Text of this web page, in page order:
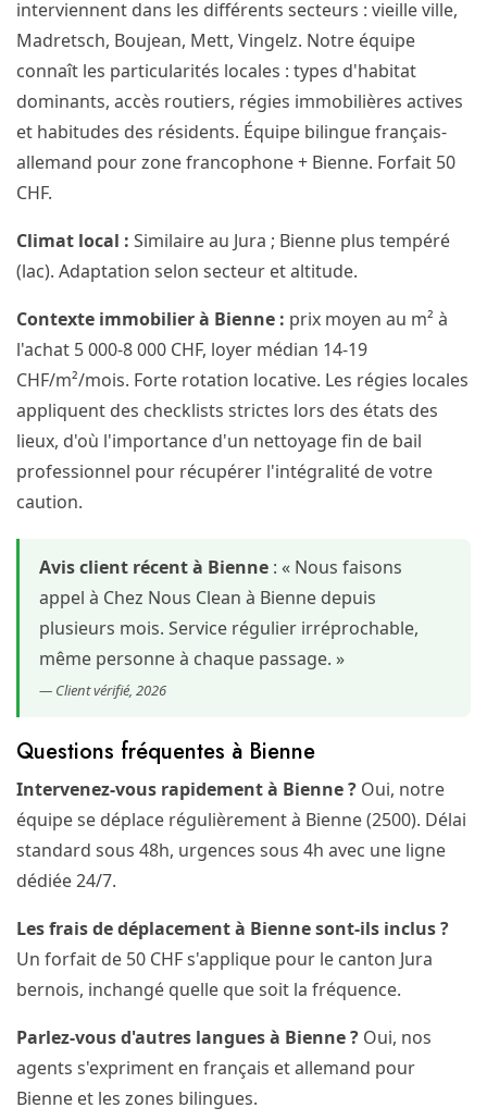
interviennent dans les différents secteurs : vieille ville,
Madretsch, Boujean, Mett, Vingelz. Notre équipe
connaît les particularités locales : types d'habitat
dominants, accès routiers, régies immobilières actives
et habitudes des résidents. Équipe bilingue français-
allemand pour zone francophone + Bienne. Forfait 50
CHF.
Climat local : Similaire au Jura ; Bienne plus tempéré
(lac). Adaptation selon secteur et altitude.
Contexte immobilier à Bienne : prix moyen au m² à
l'achat 5 000-8 000 CHF, loyer médian 14-19
CHF/m²/mois. Forte rotation locative. Les régies locales
appliquent des checklists strictes lors des états des
lieux, d'où l'importance d'un nettoyage fin de bail
professionnel pour récupérer l'intégralité de votre
caution.
Avis client récent à Bienne : « Nous faisons
appel à Chez Nous Clean à Bienne depuis
plusieurs mois. Service régulier irréprochable,
même personne à chaque passage. »
— Client vérifié, 2026
Questions fréquentes à Bienne
Intervenez-vous rapidement à Bienne ? Oui, notre
équipe se déplace régulièrement à Bienne (2500). Délai
standard sous 48h, urgences sous 4h avec une ligne
dédiée 24/7.
Les frais de déplacement à Bienne sont-ils inclus ?
Un forfait de 50 CHF s'applique pour le canton Jura
bernois, inchangé quelle que soit la fréquence.
Parlez-vous d'autres langues à Bienne ? Oui, nos
agents s'expriment en français et allemand pour
Bienne et les zones bilingues.